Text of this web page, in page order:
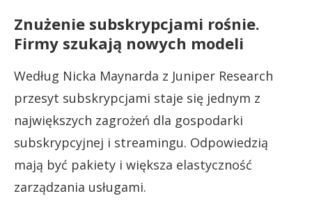
Znużenie subskrypcjami rośnie.
Firmy szukają nowych modeli
Według Nicka Maynarda z Juniper Research
przesyt subskrypcjami staje się jednym z
największych zagrożeń dla gospodarki
subskrypcyjnej i streamingu. Odpowiedzią
mają być pakiety i większa elastyczność
zarządzania usługami.